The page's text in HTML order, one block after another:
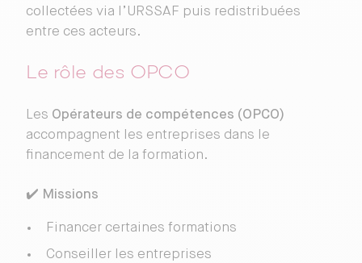
collectées via l’URSSAF puis redistribuées
entre ces acteurs.
Le rôle des OPCO
Les Opérateurs de compétences (OPCO)
accompagnent les entreprises dans le
financement de la formation.
✔️ Missions
Financer certaines formations
Conseiller les entreprises